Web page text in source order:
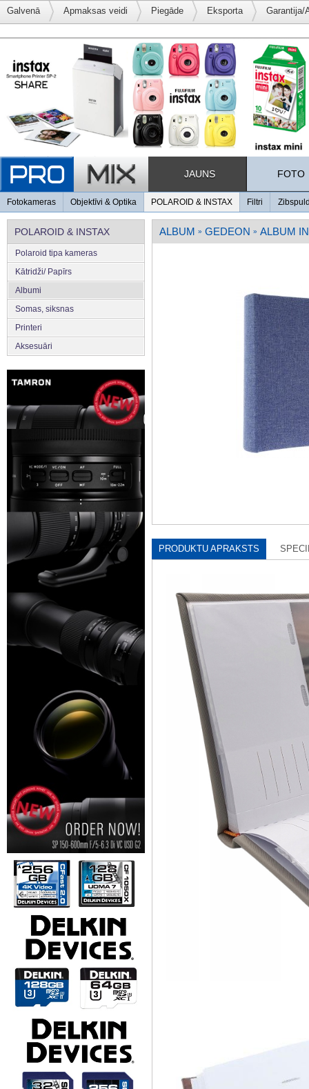
Galvenā Apmaksas veidi Piegāde Eksporta Garantija/
JAUNS FOTO
Fotokameras Objektīvi & Optika POLAROID & INSTAX Filtri
POLAROID & INSTAX
Polaroid tipa kameras
Kātridži/ Papīrs
Albumi
Somas, siksnas
Printeri
Aksesuāri
ALBUM » GEDEON » ALBUM
PRODUKTU APRAKSTS